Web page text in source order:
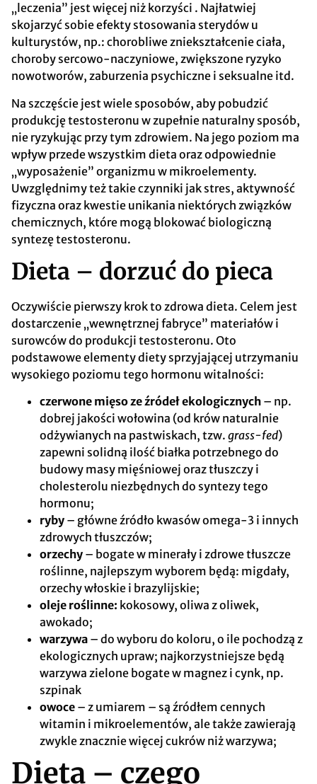
„leczenia” jest więcej niż korzyści . Najłatwiej
skojarzyć sobie efekty stosowania sterydów u
kulturystów, np.: chorobliwe zniekształcenie ciała,
choroby sercowo-naczyniowe, zwiększone ryzyko
nowotworów, zaburzenia psychiczne i seksualne itd.
Na szczęście jest wiele sposobów, aby pobudzić
produkcję testosteronu w zupełnie naturalny sposób,
nie ryzykując przy tym zdrowiem. Na jego poziom ma
wpływ przede wszystkim dieta oraz odpowiednie
„wyposażenie” organizmu w mikroelementy.
Uwzględnimy też takie czynniki jak stres, aktywność
fizyczna oraz kwestie unikania niektórych związków
chemicznych, które mogą blokować biologiczną
syntezę testosteronu.
Dieta – dorzuć do pieca
Oczywiście pierwszy krok to zdrowa dieta. Celem jest
dostarczenie „wewnętrznej fabryce” materiałów i
surowców do produkcji testosteronu. Oto
podstawowe elementy diety sprzyjającej utrzymaniu
wysokiego poziomu tego hormonu witalności:
czerwone mięso ze źródeł ekologicznych – np.
dobrej jakości wołowina (od krów naturalnie
odżywianych na pastwiskach, tzw. grass-fed)
zapewni solidną ilość białka potrzebnego do
budowy masy mięśniowej oraz tłuszczy i
cholesterolu niezbędnych do syntezy tego
hormonu;
ryby – główne źródło kwasów omega-3 i innych
zdrowych tłuszczów;
orzechy – bogate w minerały i zdrowe tłuszcze
roślinne, najlepszym wyborem będą: migdały,
orzechy włoskie i brazylijskie;
oleje roślinne: kokosowy, oliwa z oliwek,
awokado;
warzywa – do wyboru do koloru, o ile pochodzą z
ekologicznych upraw; najkorzystniejsze będą
warzywa zielone bogate w magnez i cynk, np.
szpinak
owoce – z umiarem – są źródłem cennych
witamin i mikroelementów, ale także zawierają
zwykle znacznie więcej cukrów niż warzywa;
Dieta – czego